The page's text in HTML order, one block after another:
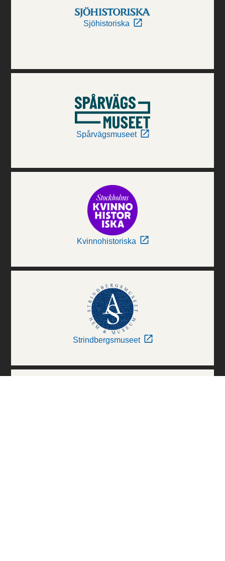
Sjöhistoriska
Spårvägsmuseet
Kvinnohistoriska
Strindbergsmuseet